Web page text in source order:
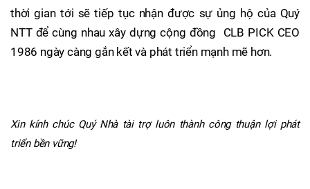
thời gian tới sẽ tiếp tục nhận được sự ủng hộ của Quý
NTT để cùng nhau xây dựng cộng đồng CLB PICK CEO
1986 ngày càng gắn kết và phát triển mạnh mẽ hơn.
Xin kính chúc Quý Nhà tài trợ luôn thành công thuận lợi phát
triển bền vững!